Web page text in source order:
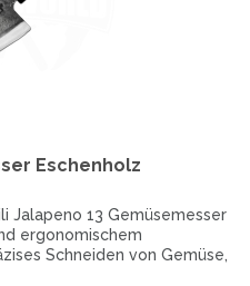
Eschenholz
Jalapeno 13 Gemüsemesser
ergonomischem
Schneiden von Gemüse,